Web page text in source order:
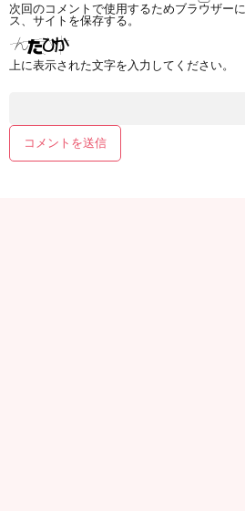
次回のコメントで使用するためブラウザー
ス、サイトを保存する。
上に表示された文字を入力してください。